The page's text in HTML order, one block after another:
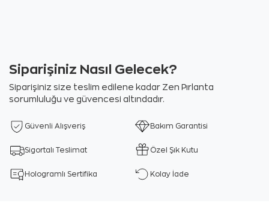
Siparişiniz Nasıl Gelecek?
Siparişiniz size teslim edilene kadar Zen Pırlanta
sorumluluğu ve güvencesi altındadır.
Güvenli Alışveriş Bakım Garantisi
Sigortalı Teslimat Özel Şık Kutu
Hologramlı Sertifika Kolay İade